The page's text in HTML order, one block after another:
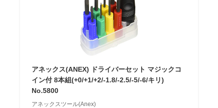
アネックス(ANEX) ドライバーセット マジックコ
イン付 8本組(+0/+1/+2/-1.8/-2.5/-5/-6/キリ)
No.5800
アネックスツール(Anex)